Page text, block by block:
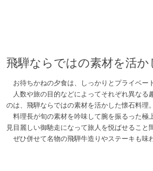
飛騨ならではの素材を活か
お待ちかねの夕食は、しっかりとプライベー
人数や旅の目的などによってそれぞれ異なる
のは、飛騨ならではの素材を活かした懐石料理。
料理長が旬の素材を吟味して腕を振るった極
見目麗しい御馳走になって旅人を悦ばせること
ぜひ併せて名物の飛騨牛造りやステーキも味